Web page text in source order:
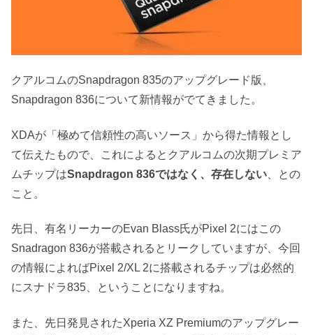
クアルコムのSnapdragon 835のアップグレード版、
Snapdragon 836について新情報がでてきました。
XDAが「極めて信頼性の高いソース」から得た情報とし
て伝えたもので、これによるとクアルコムの次期プレミア
ムチップはSnapdragon 836ではなく、存在しない 、との
こと。
先日、有名リーカーのEvan Blass‏氏がPixel 2にはこの
Snadragon 836が搭載されるとリークしていますが、今回
の情報によればPixel 2/XL 2に搭載されるチップは必然的
にスナドラ835、ということになりますね。
また、先日発見されたXperia XZ Premiumのアップグレー